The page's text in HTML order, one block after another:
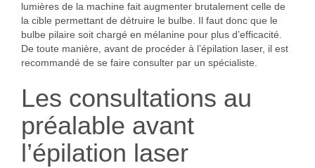
lumières de la machine fait augmenter brutalement celle de
la cible permettant de détruire le bulbe. Il faut donc que le
bulbe pilaire soit chargé en mélanine pour plus d’efficacité.
De toute manière, avant de procéder à l’épilation laser, il est
recommandé de se faire consulter par un spécialiste.
Les consultations au
préalable avant
l’épilation laser